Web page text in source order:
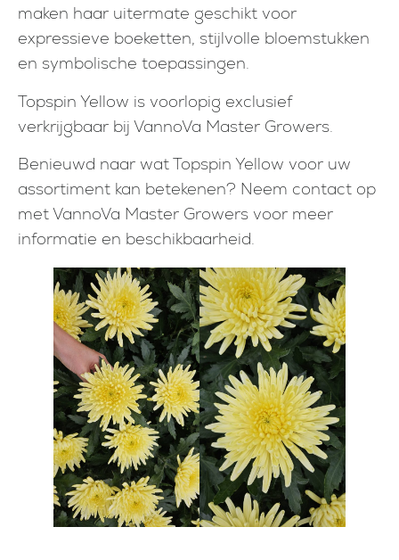
maken haar uitermate geschikt voor
expressieve boeketten, stijlvolle bloemstukken
en symbolische toepassingen.
Topspin Yellow is voorlopig exclusief
verkrijgbaar bij VannoVa Master Growers.
Benieuwd naar wat Topspin Yellow voor uw
assortiment kan betekenen? Neem contact op
met VannoVa Master Growers voor meer
informatie en beschikbaarheid.